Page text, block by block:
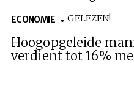
ECONOMIE GELEZEN!
Hoogopgeleide
verdient tot 16%